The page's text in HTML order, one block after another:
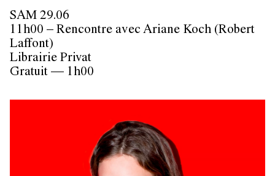
SAM 29.06
11h00 – Rencontre avec Ariane Koch (Robert
Laffont)
Librairie Privat
Gratuit — 1h00